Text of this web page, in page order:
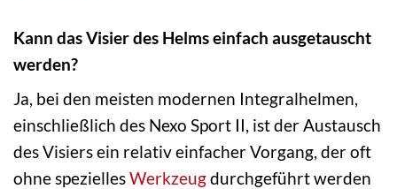
Kann das Visier des Helms einfach ausgetauscht
werden?
Ja, bei den meisten modernen Integralhelmen,
einschließlich des Nexo Sport II, ist der Austausch
des Visiers ein relativ einfacher Vorgang, der oft
ohne speziellesWerkzeugdurchgeführt werden